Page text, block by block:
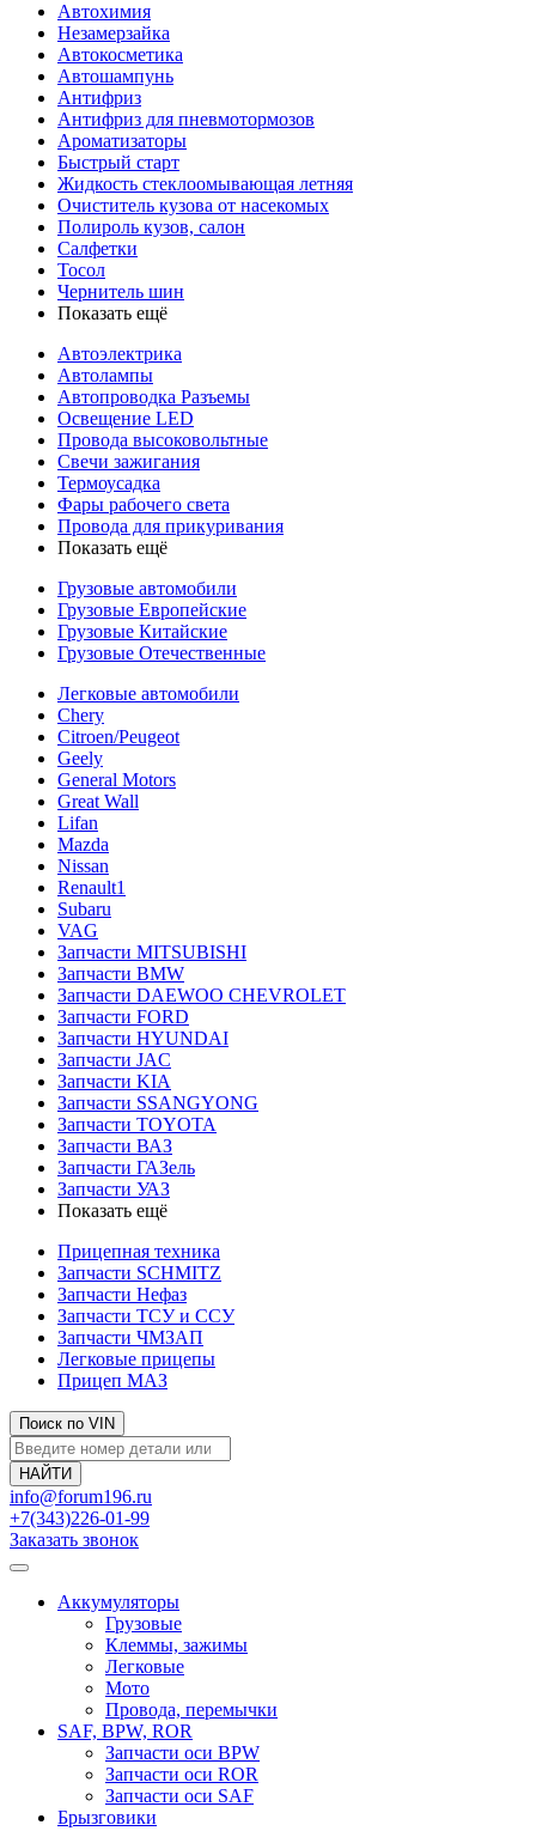
Автохимия
Незамерзайка
Автокосметика
Автошампунь
Антифриз
Антифриз для пневмотормозов
Ароматизаторы
Быстрый старт
Жидкость стеклоомывающая летняя
Очиститель кузова от насекомых
Полироль кузов, салон
Салфетки
Тосол
Чернитель шин
Показать ещё
Автоэлектрика
Автолампы
Автопроводка Разъемы
Освещение LED
Провода высоковольтные
Свечи зажигания
Термоусадка
Фары рабочего света
Провода для прикуривания
Показать ещё
Грузовые автомобили
Грузовые Европейские
Грузовые Китайские
Грузовые Отечественные
Легковые автомобили
Chery
Citroen/Peugeot
Geely
General Motors
Great Wall
Lifan
Mazda
Nissan
Renault1
Subaru
VAG
Запчасти MITSUBISHI
Запчасти BMW
Запчасти DAEWOO CHEVROLET
Запчасти FORD
Запчасти HYUNDAI
Запчасти JAC
Запчасти KIA
Запчасти SSANGYONG
Запчасти TOYOTA
Запчасти ВАЗ
Запчасти ГАЗель
Запчасти УАЗ
Показать ещё
Прицепная техника
Запчасти SCHMITZ
Запчасти Нефаз
Запчасти ТСУ и ССУ
Запчасти ЧМЗАП
Легковые прицепы
Прицеп МАЗ
Поиск по VIN
info@forum196.ru
+7(343)226-01-99
Заказать звонок
Аккумуляторы
Грузовые
Клеммы, зажимы
Легковые
Мото
Провода, перемычки
SAF, BPW, ROR
Запчасти оси BPW
Запчасти оси ROR
Запчасти оси SAF
Брызговики